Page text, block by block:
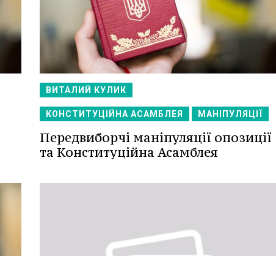
ВИТАЛИЙ КУЛИК
КОНСТИТУЦІЙНА АСАМБЛЕЯ МАНІПУЛЯЦІЇ
Передвиборчі маніпуляції опозиції
та Конституційна Асамблея